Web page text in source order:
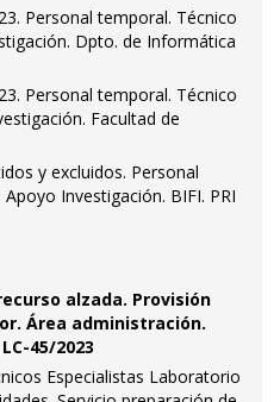
Personal temporal. Técnico
Dpto. de Informática
Personal temporal. Técnico
Facultad de
y excluidos. Personal
Investigación. BIFI. PRI
alzada. Provisión
Área administración.
45/2023
Especialistas Laboratorio